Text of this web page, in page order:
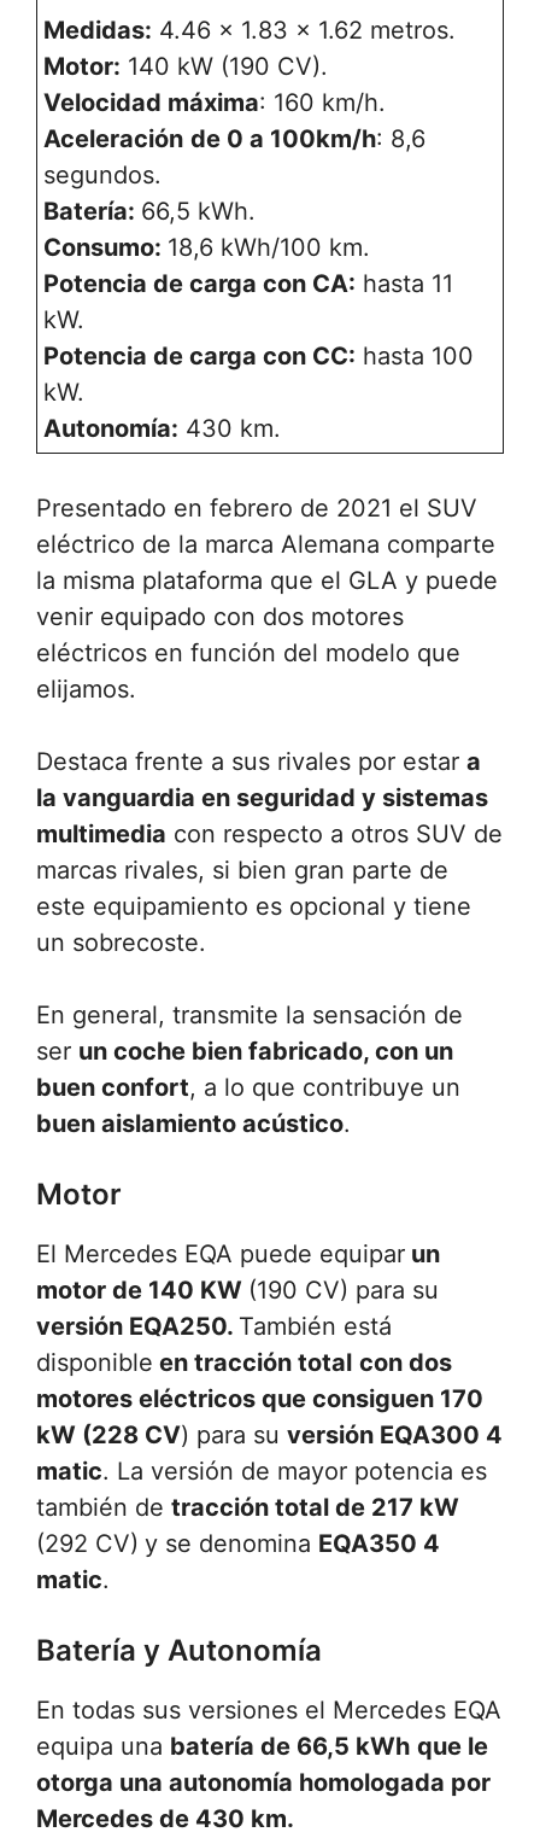
Medidas: 4.46 x 1.83 x 1.62 metros.
Motor: 140 kW (190 CV).
Velocidad máxima: 160 km/h.
Aceleración de 0 a 100km/h: 8,6
segundos.
Batería: 66,5 kWh.
Consumo: 18,6 kWh/100 km.
Potencia de carga con CA: hasta 11
kW.
Potencia de carga con CC: hasta 100
kW.
Autonomía: 430 km.
Presentado en febrero de 2021 el SUV
eléctrico de la marca Alemana comparte
la misma plataforma que el GLA y puede
venir equipado con dos motores
eléctricos en función del modelo que
elijamos.
Destaca frente a sus rivales por estar a
la vanguardia en seguridad y sistemas
multimedia con respecto a otros SUV de
marcas rivales, si bien gran parte de
este equipamiento es opcional y tiene
un sobrecoste.
En general, transmite la sensación de
ser un coche bien fabricado, con un
buen confort, a lo que contribuye un
buen aislamiento acústico.
Motor
El Mercedes EQA puede equipar un
motor de 140 KW (190 CV) para su
versión EQA250. También está
disponible en tracción total con dos
motores eléctricos que consiguen 170
kW (228 CV) para su versión EQA300 4
matic. La versión de mayor potencia es
también de tracción total de 217 kW
(292 CV) y se denomina EQA350 4
matic.
Batería y Autonomía
En todas sus versiones el Mercedes EQA
equipa una batería de 66,5 kWh que le
otorga una autonomía homologada por
Mercedes de 430 km.